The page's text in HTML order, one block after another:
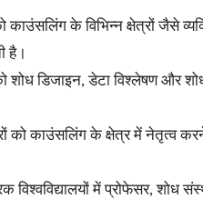
काउंसलिंग के विभिन्न क्षेत्रों जैसे
है।
शोध डिजाइन, डेटा विश्लेषण और
को काउंसलिंग के क्षेत्र में
विश्वविद्यालयों में प्रोफेसर, शोध